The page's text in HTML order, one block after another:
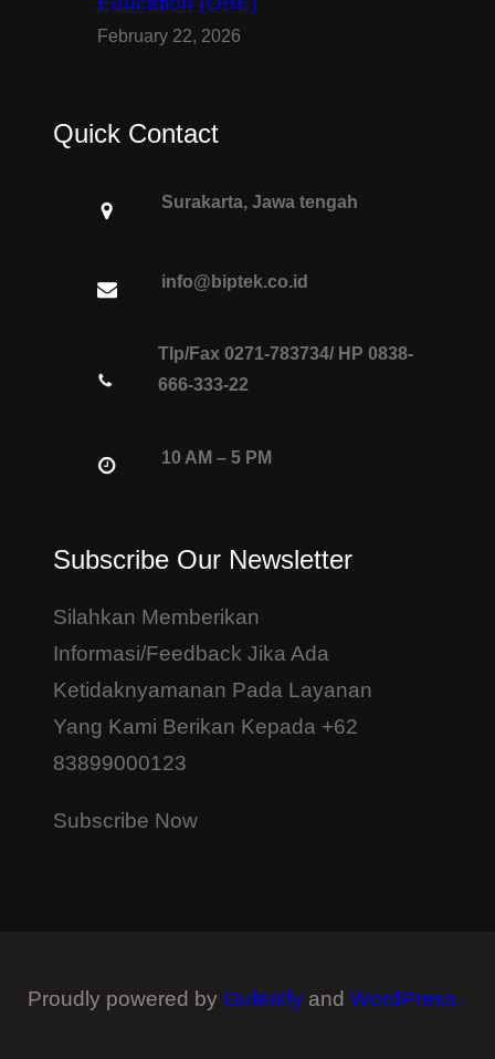
February 22, 2026
Quick Contact
Surakarta, Jawa tengah
info@biptek.co.id
Tlp/Fax 0271-783734/ HP 0838-
666-333-22
10 AM – 5 PM
Subscribe Our Newsletter
Silahkan Memberikan
Informasi/feedback Jika Ada
Ketidaknyamanan Pada Layanan
Yang Kami Berikan Kepada +62
83899000123
Subscribe Now
Proudly powered by Gutenify and WordPress.